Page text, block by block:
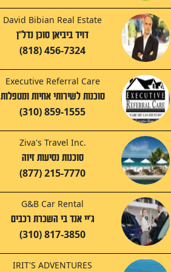
David Bibian Real Estate
דויד ביביאן סוכן נדל"ן
(818) 456-7324
Executive Referral Care
סוכנות לשירותי אחיות ומטפלות
(310) 859-1555
Ziva's Travel Inc.
סוכנות נסיעות זיוה
(877) 215-7770
G&B Car Rental
ג'יי אנד בי השכרת רכבים
(310) 817-3850
IRIT'S ADVENTURES